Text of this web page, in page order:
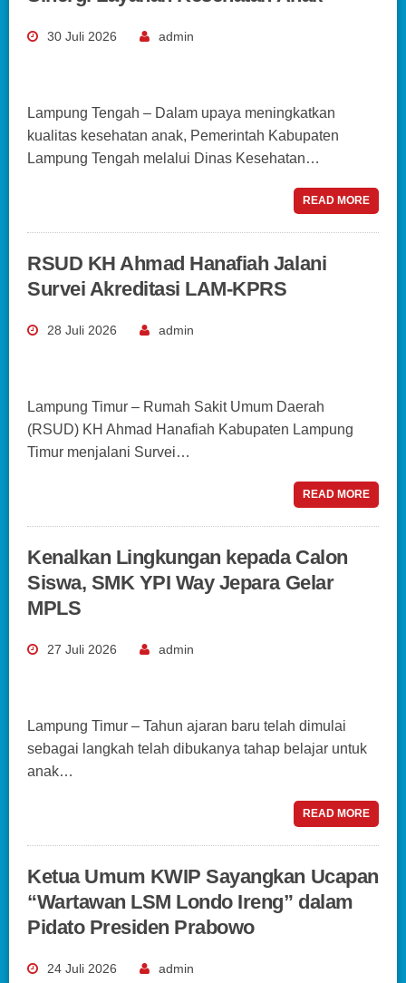
30 Juli 2026 admin
Lampung Tengah – Dalam upaya meningkatkan
kualitas kesehatan anak, Pemerintah Kabupaten
Lampung Tengah melalui Dinas Kesehatan…
READ MORE
RSUD KH Ahmad Hanafiah Jalani
Survei Akreditasi LAM-KPRS
28 Juli 2026 admin
Lampung Timur – Rumah Sakit Umum Daerah
(RSUD) KH Ahmad Hanafiah Kabupaten Lampung
Timur menjalani Survei…
READ MORE
Kenalkan Lingkungan kepada Calon
Siswa, SMK YPI Way Jepara Gelar
MPLS
27 Juli 2026 admin
Lampung Timur – Tahun ajaran baru telah dimulai
sebagai langkah telah dibukanya tahap belajar untuk
anak…
READ MORE
Ketua Umum KWIP Sayangkan Ucapan
“Wartawan LSM Londo Ireng” dalam
Pidato Presiden Prabowo
24 Juli 2026 admin